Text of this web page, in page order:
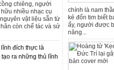
chiêng, người
nhiều nhạc cụ
vật liệu sẵn từ
còn chế tác và sử
đích thực là
ra những thủ lĩnh
chính là nam
kẻ đốn tim biết
ấy, người được
năng...